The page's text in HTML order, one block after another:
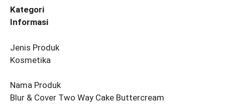
Kategori
Informasi
Jenis Produk
Kosmetika
Nama Produk
Blur & Cover Two Way Cake Buttercream